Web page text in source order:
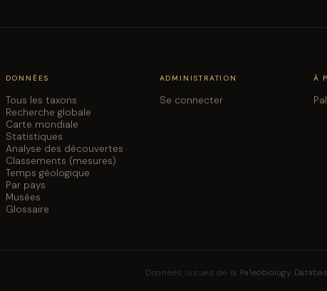
DONNÉES
Tous les taxons
Recherche globale
Carte mondiale
Statistiques
Analyse des découvertes
Classements (mesures)
Temps géologique
Par pays
Musées
Glossaire
ADMINISTRATION
Se connecter
À
Données issues de la Paleobiology